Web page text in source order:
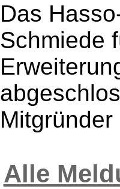
Das
Schmiede
Alle